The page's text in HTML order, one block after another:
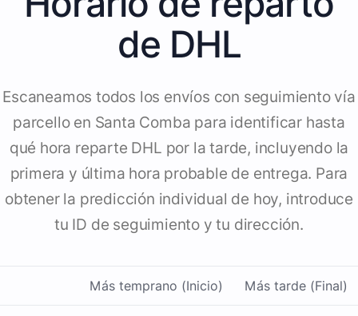
de DHL
Escaneamos todos los envíos con seguimiento vía
parcello en Santa Comba para identificar hasta
qué hora reparte DHL por la tarde, incluyendo la
primera y última hora probable de entrega. Para
obtener la predicción individual de hoy, introduce
tu ID de seguimiento y tu dirección.
Más temprano (Inicio) Más tarde (Final)